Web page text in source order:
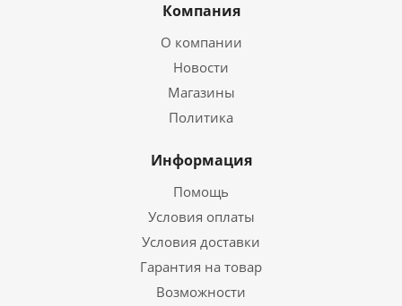
Компания
О компании
Новости
Магазины
Политика
Информация
Помощь
Условия оплаты
Условия доставки
Гарантия на товар
Возможности